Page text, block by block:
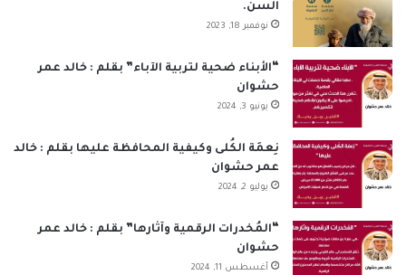
السن.
نوفمبر 18, 2023
“الأبناء ضحية لتربية الآباء” بقلم : خالد عمر
حشوان
يونيو 3, 2024
نِعمَة الكُلى وكيفية المحافظة عليها بقلم : خالد
عمر حشوان
يوليو 2, 2024
“المُخدرات الرقمية وآثارها” بقلم : خالد عمر
حشوان
أغسطس 11, 2024